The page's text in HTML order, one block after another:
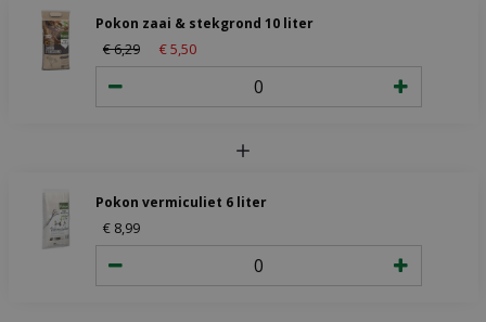
Pokon zaai & stekgrond 10 liter
€6,29 €5 50
Pokon vermiculiet 6 liter
€ 8 99